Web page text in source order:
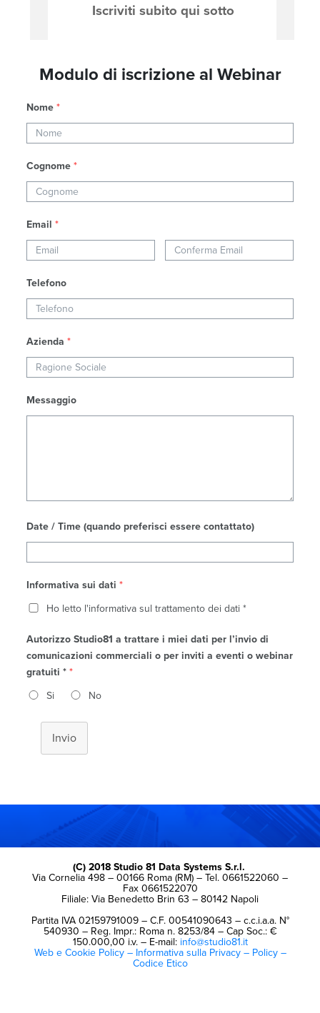
Iscriviti subito qui sotto
Modulo di iscrizione al Webinar
Nome *
Cognome *
Email *
Telefono
Azienda *
Messaggio
Date / Time (quando preferisci essere contattato)
Informativa sui dati *
Ho letto l'informativa sul trattamento dei dati *
Autorizzo Studio81 a trattare i miei dati per l’invio di
comunicazioni commerciali o per inviti a eventi o webinar
gratuiti * *
Si
No
Invio
(C) 2018 Studio 81 Data Systems S.r.l.
Via Cornelia 498 – 00166 Roma (RM) – Tel. 0661522060 –
Fax 0661522070
Filiale: Via Benedetto Brin 63 – 80142 Napoli
Partita IVA 02159791009 – C.F. 00541090643 – c.c.i.a.a. N°
540930 – Reg. Impr.: Roma n. 8253/84 – Cap Soc.: €
150.000,00 i.v. – E-mail: info@studio81.it
Web e Cookie Policy – Informativa sulla Privacy – Policy –
Codice Etico